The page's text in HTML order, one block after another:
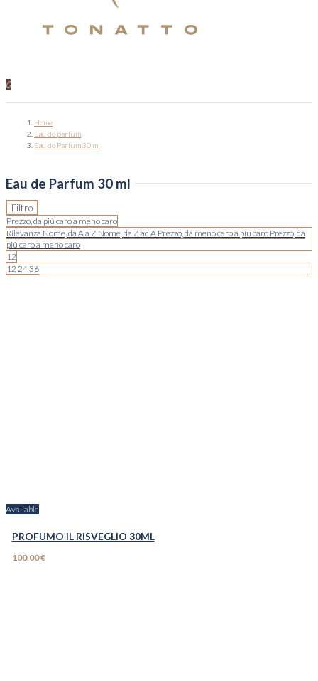
0
Home
Eau de parfum
Eau de Parfum 30 ml
Eau de Parfum 30 ml
Filtro
Prezzo, da più caro a meno caro
Rilevanza Nome, da A a Z Nome, da Z ad A Prezzo, da meno caro a più caro Prezzo, da
più caro a meno caro
12
12 2436
Available
PROFUMO IL RISVEGLIO 30ML
100,00 €